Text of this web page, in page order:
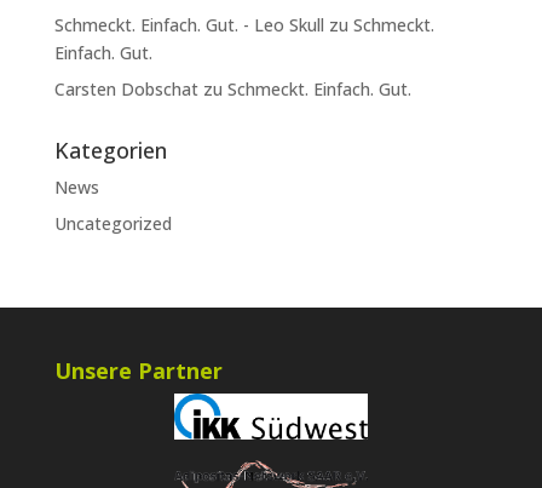
Schmeckt. Einfach. Gut. - Leo Skull zu Schmeckt.
Einfach. Gut.
Carsten Dobschatzu Schmeckt. Einfach. Gut.
Kategorien
News
Uncategorized
Unsere Partner